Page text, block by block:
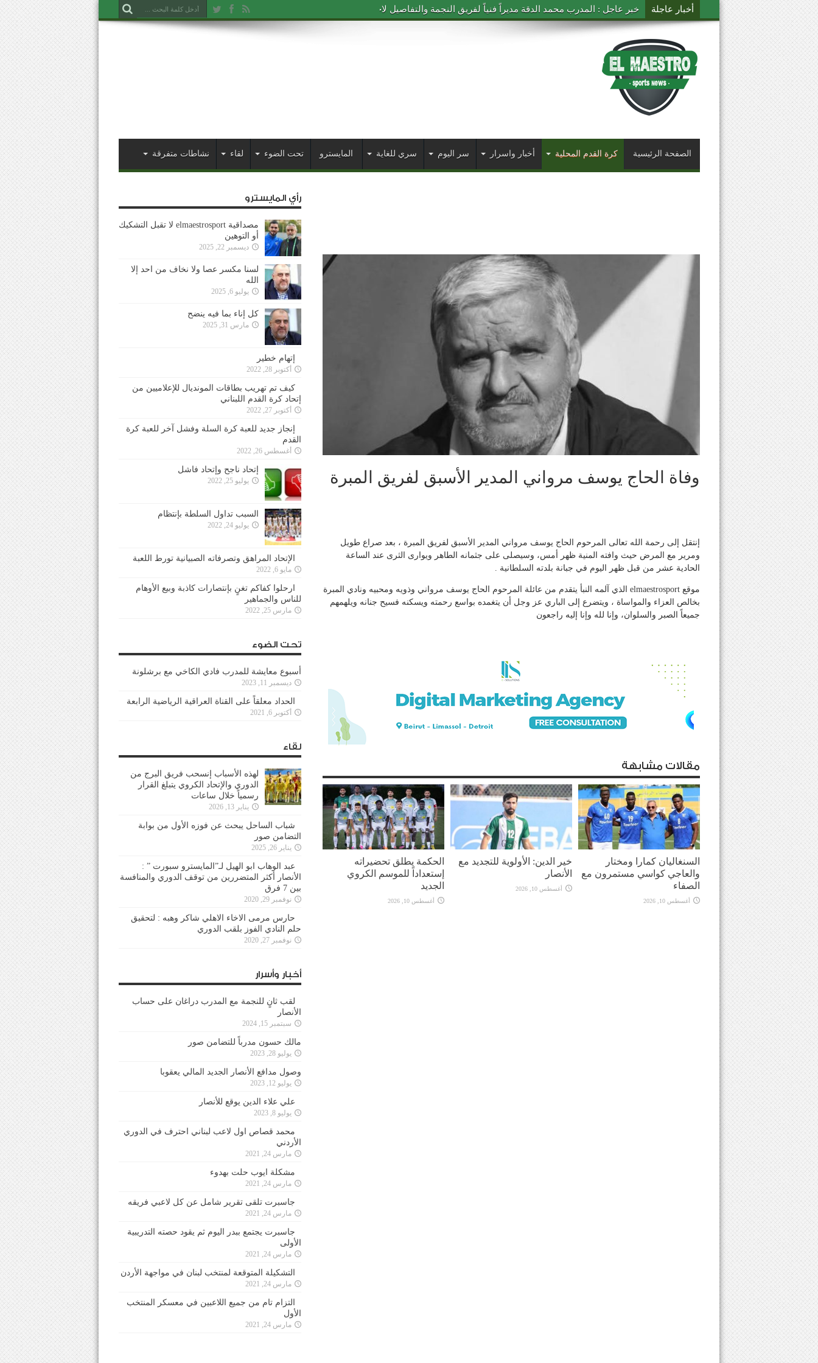
أخبار عاجلة خبر عاجل : المدرب محمد الدقة مديراً فنياً لفريق النجمة والتفاصيل لاحقاً
الصفحة الرئيسية كرة القدم المحلية أخبار واسرار سر اليوم سري للغاية المايسترو تحت الضوء لقاء نشاطات متفرقة
وفاة الحاج يوسف مرواني المدير الأسبق لفريق المبرة
إنتقل إلى رحمة الله تعالى المرحوم الحاج يوسف مرواني المدير الأسبق لفريق المبرة ، بعد صراع طويل
ومرير مع المرض حيث وافته المنية ظهر أمس، وسيصلى على جثمانه الطاهر ويوارى الثرى عند الساعة
الحادية عشر من قبل ظهر اليوم في جبانة بلدته السلطانية .
موقع elmaestrosport الذي آلمه النبأ يتقدم من عائلة المرحوم الحاج يوسف مرواني وذويه ومحبيه ونادي المبرة
بخالص العزاء والمواساة ، ويتضرع إلى الباري عز وجل أن يتغمده بواسع رحمته ويسكنه فسيح جنانه ويلهمهم
جميعاً الصبر والسلوان، وإنا لله وإنا إليه راجعون
مقالات مشابهة
السنغاليان كمارا ومختار
والعاجي كواسي مستمرون مع
الصفاء
أغسطس 10, 2026
خير الدين: الأولوية للتجديد مع
الأنصار
أغسطس 10, 2026
الحكمة يطلق تحضيراته
إستعداداً للموسم الكروي
الجديد
أغسطس 10, 2026
رأي المايسترو
مصداقية elmaestrosport لا تقبل التشكيك
أو التوهين
ديسمبر 22, 2025
لسنا مكسر عصا ولا نخاف من احد إلا
الله
يوليو 6, 2025
كل إناء بما فيه ينضح
مارس 31, 2025
إتهام خطير
أكتوبر 28, 2022
كيف تم تهريب بطاقات المونديال للإعلاميين من
إتحاد كرة القدم اللبناني
أكتوبر 27, 2022
إنجاز جديد للعبة كرة السلة وفشل آخر للعبة كرة
القدم
أغسطس 26, 2022
إتحاد ناجح وإتحاد فاشل
يوليو 25, 2022
السبب تداول السلطة بإنتظام
يوليو 24, 2022
الإتحاد المراهق وتصرفاته الصبيانية تورط اللعبة
مايو 6, 2022
ارحلوا كفاكم تغنٍ بإنتصارات كاذبة وبيع الأوهام
للناس والجماهير
مارس 25, 2022
تحت الضوء
أسبوع معايشة للمدرب فادي الكاخي مع برشلونة
ديسمبر 11, 2023
الحداد معلقاً على القناة العراقية الرياضية الرابعة
أكتوبر 6, 2021
لقاء
لهذه الأسباب إنسحب فريق البرج من
الدوري والإتحاد الكروي يتبلغ القرار
رسمياً خلال ساعات
يناير 13, 2026
شباب الساحل يبحث عن فوزه الأول من بوابة
التضامن صور
يناير 26, 2025
عبد الوهاب ابو الهيل لـ”المايسترو سبورت ” :
الأنصار أكثر المتضررين من توقف الدوري والمنافسة
بين 7 فرق
نوفمبر 29, 2020
حارس مرمى الاخاء الاهلي شاكر وهبه : لتحقيق
حلم النادي الفوز بلقب الدوري
نوفمبر 27, 2020
أخبار وأسرار
لقب ثانٍ للنجمة مع المدرب دراغان على حساب
الأنصار
سبتمبر 15, 2024
مالك حسون مدرباً للتضامن صور
يوليو 28, 2023
وصول مدافع الأنصار الجديد المالي يعقوبا
يوليو 12, 2023
علي علاء الدين يوقع للأنصار
يوليو 8, 2023
محمد قصاص اول لاعب لبناني احترف في الدوري
الأردني
مارس 24, 2021
مشكلة ايوب حلت بهدوء
مارس 24, 2021
جاسبرت تلقى تقرير شامل عن كل لاعبي فريقه
مارس 24, 2021
جاسبرت يجتمع ببدر اليوم ثم يقود حصته التدريبية
الأولى
مارس 24, 2021
التشكيلة المتوقعة لمنتخب لبنان في مواجهة الأردن
مارس 24, 2021
التزام تام من جميع اللاعبين في معسكر المنتخب
الأول
مارس 24, 2021